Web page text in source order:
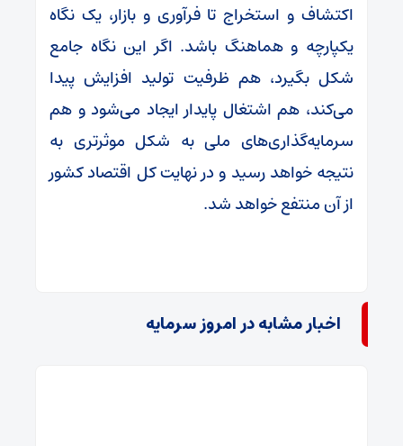
اکتشاف و استخراج تا فرآوری و بازار، یک نگاه
یکپارچه و هماهنگ باشد. اگر این نگاه جامع
شکل بگیرد، هم ظرفیت تولید افزایش پیدا
می‌کند، هم اشتغال پایدار ایجاد می‌شود و هم
سرمایه‌گذاری‌های ملی به شکل موثرتری به
نتیجه خواهد رسید و در نهایت کل اقتصاد کشور
از آن منتفع خواهد شد.
اخبار مشابه در امروز سرمایه